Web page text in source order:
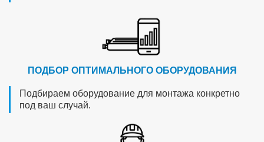
ПОДБОР ОПТИМАЛЬНОГО ОБОРУДОВАНИЯ
Подбираем оборудование для монтажа конкретно
под ваш случай.